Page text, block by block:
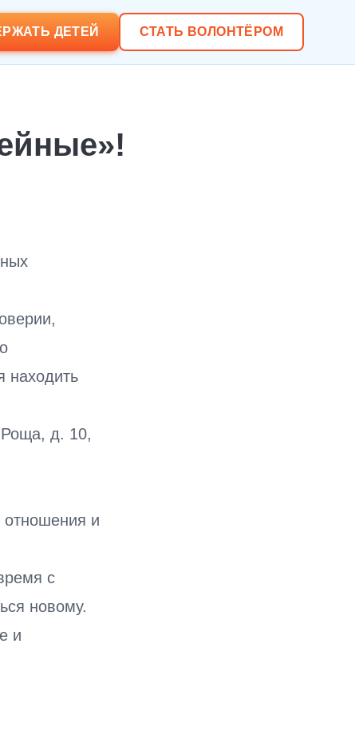
ДЕТЕЙ СТАТЬ ВОЛОНТЁРОМ
находить
Роща, д. 10,
отношения и
с
новому.
и